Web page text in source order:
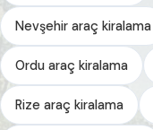
Nevşehir araç kiralama
Ordu araç kiralama
Rize araç kiralama